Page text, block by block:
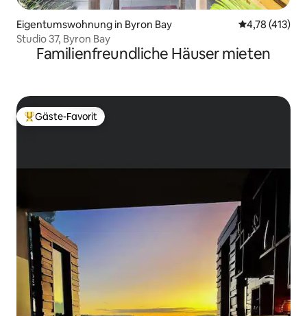
Eigentumswohnung in Byron Bay
4,78 (413)
Studio 37, Byron Bay
Familienfreundliche Häuser mieten
Beliebter Gäste-Favorit.
Gäste-Favorit